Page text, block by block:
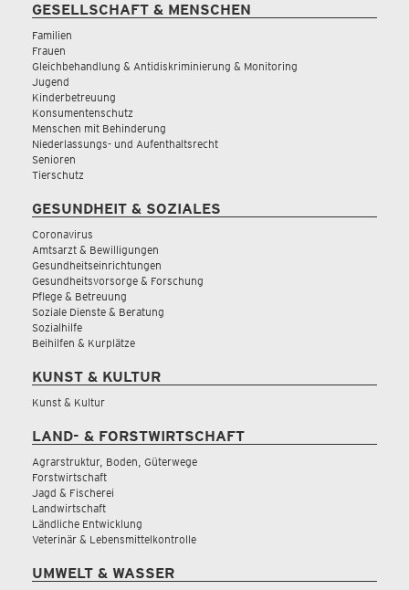
GESELLSCHAFT & MENSCHEN
Familien
Frauen
Gleichbehandlung & Antidiskriminierung & Monitoring
Jugend
Kinderbetreuung
Konsumentenschutz
Menschen mit Behinderung
Niederlassungs- und Aufenthaltsrecht
Senioren
Tierschutz
GESUNDHEIT & SOZIALES
Coronavirus
Amtsarzt & Bewilligungen
Gesundheitseinrichtungen
Gesundheitsvorsorge & Forschung
Pflege & Betreuung
Soziale Dienste & Beratung
Sozialhilfe
Beihilfen & Kurplätze
KUNST & KULTUR
Kunst & Kultur
LAND- & FORSTWIRTSCHAFT
Agrarstruktur, Boden, Güterwege
Forstwirtschaft
Jagd & Fischerei
Landwirtschaft
Ländliche Entwicklung
Veterinär & Lebensmittelkontrolle
UMWELT & WASSER